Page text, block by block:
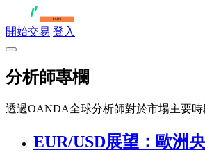
開始交易 登入
分析師專欄
透過OANDA全球分析師對於市場主要
EUR/USD展望：歐洲